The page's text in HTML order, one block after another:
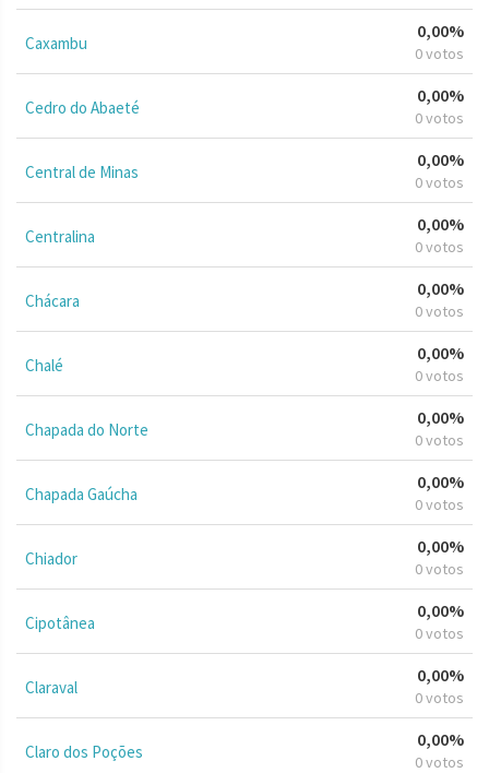
Caxambu
0,00%
0 votos
Cedro do Abaeté
0,00%
0 votos
Central de Minas
0,00%
0 votos
Centralina
0,00%
0 votos
Chácara
0,00%
0 votos
Chalé
0,00%
0 votos
Chapada do Norte
0,00%
0 votos
Chapada Gaúcha
0,00%
0 votos
Chiador
0,00%
0 votos
Cipotânea
0,00%
0 votos
Claraval
0,00%
0 votos
Claro dos Poções
0,00%
0 votos